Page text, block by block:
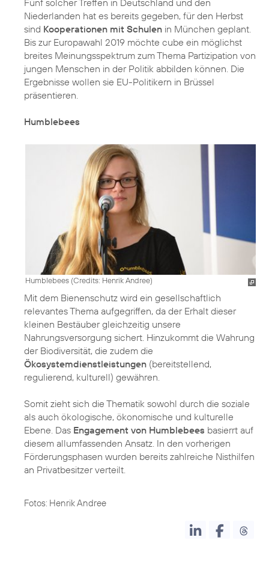
Fünf solcher Treffen in Deutschland und den
Niederlanden hat es bereits gegeben, für den Herbst
sind Kooperationen mit Schulen in München geplant.
Bis zur Europawahl 2019 möchte cube ein möglichst
breites Meinungsspektrum zum Thema Partizipation von
jungen Menschen in der Politik abbilden können. Die
Ergebnisse wollen sie EU-Politikern in Brüssel
präsentieren.
Humblebees
Humblebees (Credits: Henrik Andree)
Mit dem Bienenschutz wird ein gesellschaftlich
relevantes Thema aufgegriffen, da der Erhalt dieser
kleinen Bestäuber gleichzeitig unsere
Nahrungsversorgung sichert. Hinzukommt die Wahrung
der Biodiversität, die zudem die
Ökosystemdienstleistungen (bereitstellend,
regulierend, kulturell) gewähren.
Somit zieht sich die Thematik sowohl durch die soziale
als auch ökologische, ökonomische und kulturelle
Ebene. Das Engagement von Humblebees basierrt auf
diesem allumfassenden Ansatz. In den vorherigen
Förderungsphasen wurden bereits zahlreiche Nisthilfen
an Privatbesitzer verteilt.
Fotos: Henrik Andree